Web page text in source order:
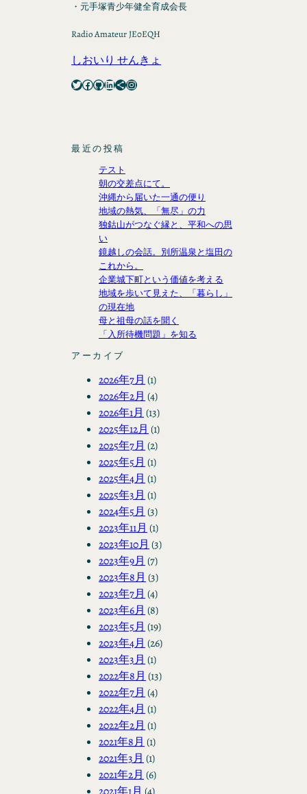
・元手塚青少年健全育成会長
Radio Amateur JE0EQH
しおいり せんきょ
Twitter Facebook GitHub LinkedIn Share Icon Instagram
最近の投稿
テスト
朝の交差点にて。
沖縄から届いた一通の便り
地域の熱気、「無尽」の力
独鈷山がつなぐ縁と、平和への思
い
鏡越しの会話。別所温泉と塩田の
これから。
企業城下町という価値を考える
地域を歩いて見えた、「暮らし」
の現在地
母と祖母の話を聞く
「入所待機問題」を知る
アーカイブ
2026年7月 (1)
2026年2月 (4)
2026年1月 (13)
2025年12月 (1)
2025年7月 (2)
2025年5月 (1)
2025年4月 (1)
2025年3月 (1)
2024年5月 (3)
2023年11月 (1)
2023年10月 (3)
2023年9月 (7)
2023年8月 (3)
2023年7月 (4)
2023年6月 (8)
2023年5月 (19)
2023年4月 (26)
2023年3月 (1)
2022年8月 (13)
2022年7月 (4)
2022年4月 (1)
2022年2月 (1)
2021年8月 (1)
2021年3月 (1)
2021年2月 (6)
2021年1月 (4)